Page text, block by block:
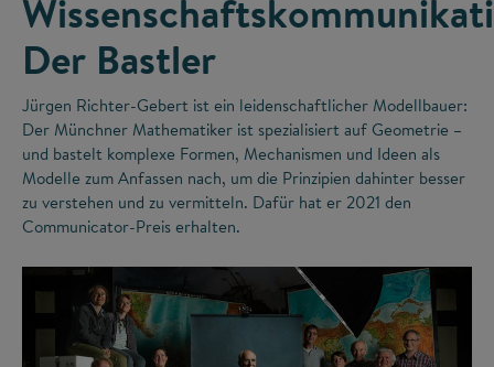
Der Bastler
Jürgen Richter-Gebert ist ein leidenschaftlicher Modellbauer:
Der Münchner Mathematiker ist spezialisiert auf Geometrie –
und bastelt komplexe Formen, Mechanismen und Ideen als
Modelle zum Anfassen nach, um die Prinzipien dahinter besser
zu verstehen und zu vermitteln. Dafür hat er 2021 den
Communicator-Preis erhalten.